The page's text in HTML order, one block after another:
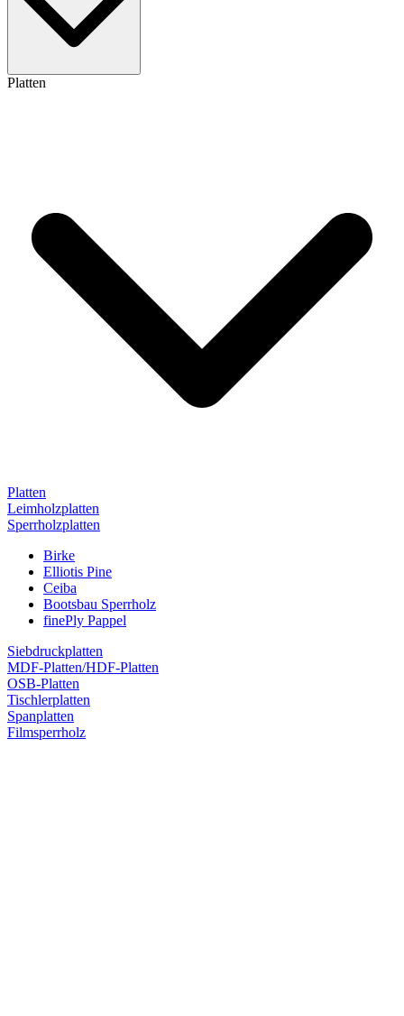
Platten
Platten
Leimholzplatten
Sperrholzplatten
Birke
Elliotis Pine
Ceiba
Bootsbau Sperrholz
finePly Pappel
Siebdruckplatten
MDF-Platten/HDF-Platten
OSB-Platten
Tischlerplatten
Spanplatten
Filmsperrholz